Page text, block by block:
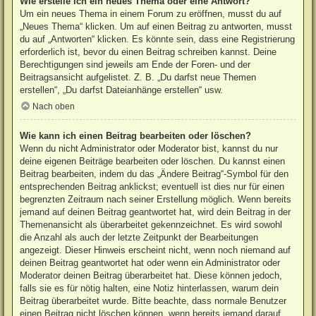
Um ein neues Thema in einem Forum zu eröffnen, musst du auf
„Neues Thema“ klicken. Um auf einen Beitrag zu antworten, musst
du auf „Antworten“ klicken. Es könnte sein, dass eine Registrierung
erforderlich ist, bevor du einen Beitrag schreiben kannst. Deine
Berechtigungen sind jeweils am Ende der Foren- und der
Beitragsansicht aufgelistet. Z. B. „Du darfst neue Themen
erstellen“, „Du darfst Dateianhänge erstellen“ usw.
Nach oben
Wie kann ich einen Beitrag bearbeiten oder löschen?
Wenn du nicht Administrator oder Moderator bist, kannst du nur
deine eigenen Beiträge bearbeiten oder löschen. Du kannst einen
Beitrag bearbeiten, indem du das „Ändere Beitrag“-Symbol für den
entsprechenden Beitrag anklickst; eventuell ist dies nur für einen
begrenzten Zeitraum nach seiner Erstellung möglich. Wenn bereits
jemand auf deinen Beitrag geantwortet hat, wird dein Beitrag in der
Themenansicht als überarbeitet gekennzeichnet. Es wird sowohl
die Anzahl als auch der letzte Zeitpunkt der Bearbeitungen
angezeigt. Dieser Hinweis erscheint nicht, wenn noch niemand auf
deinen Beitrag geantwortet hat oder wenn ein Administrator oder
Moderator deinen Beitrag überarbeitet hat. Diese können jedoch,
falls sie es für nötig halten, eine Notiz hinterlassen, warum dein
Beitrag überarbeitet wurde. Bitte beachte, dass normale Benutzer
einen Beitrag nicht löschen können, wenn bereits jemand darauf